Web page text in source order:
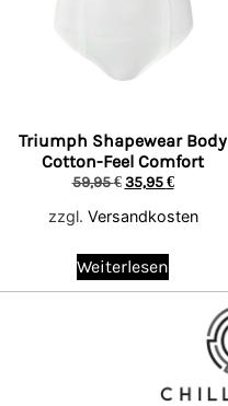
Triumph Shapewear Body
Cotton-Feel Comfort
59,95€ 35,95€
zzgl. Versandkosten
Weiterlesen